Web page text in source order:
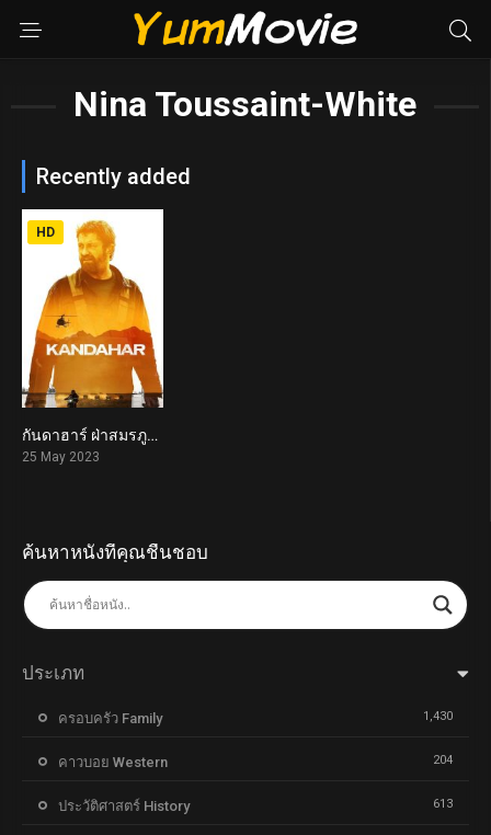
Nina Toussaint-White
Recently added
6.1
HD
กันดาฮาร์ ฝ่าสมรภูมิทรายเดือด Kandahar (2023)
25 May 2023
ค้นหาหนังที่คุณชื่นชอบ
ประเภท
ครอบครัว Family 1,430
คาวบอย Western 204
ประวัติศาสตร์ History 613